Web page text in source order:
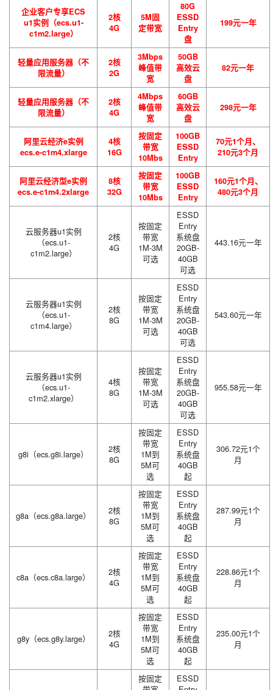
企业客户专享ECS
u1实例（ecs.u1-
c1m2.large）
2核
4G
5M固
定带宽
80G
ESSD
Entry
盘
199元一年
轻量应用服务器（不
限流量）
2核
2G
3Mbps
峰值带
宽
50GB
高效云
盘
82元一年
轻量应用服务器（不
限流量）
2核
4G
4Mbps
峰值带
宽
60GB
高效云
盘
298元一年
阿里云经济e实例
ecs.e-c1m4.xlarge
4核
16G
按固定
带宽
10Mbs
100GB
ESSD
Entry
70元1个月、
210元3个月
阿里云经济型e实例
ecs.e-c1m4.2xlarge
8核
32G
按固定
带宽
10Mbs
100GB
ESSD
Entry
160元1个月、
480元3个月
云服务器u1实例
（ecs.u1-
c1m2.large）
2核
4G
按固定
带宽
1M-3M
可选
ESSD
Entry
系统盘
20GB-
40GB
可选
443.16元一年
云服务器u1实例
（ecs.u1-
c1m4.large）
2核
8G
按固定
带宽
1M-3M
可选
ESSD
Entry
系统盘
20GB-
40GB
可选
543.60元一年
云服务器u1实例
（ecs.u1-
c1m2.xlarge）
4核
8G
按固定
带宽
1M-3M
可选
ESSD
Entry
系统盘
20GB-
40GB
可选
955.58元一年
g8i（ecs.g8i.large）
2核
8G
按固定
带宽
1M到
5M可
选
ESSD
Entry
系统盘
40GB
起
306.72元1个
月
g8a（ecs.g8a.large）
2核
8G
按固定
带宽
1M到
5M可
选
ESSD
Entry
系统盘
40GB
起
287.99元1个
月
c8a（ecs.c8a.large）
2核
4G
按固定
带宽
1M到
5M可
选
ESSD
Entry
系统盘
40GB
起
228.86元1个
月
g8y（ecs.g8y.large）
2核
4G
按固定
带宽
1M到
5M可
选
ESSD
Entry
系统盘
40GB
起
235.00元1个
月
按固定
ESSD